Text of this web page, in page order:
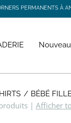
PERMANENTS À
BÉBÉ
| Afficher